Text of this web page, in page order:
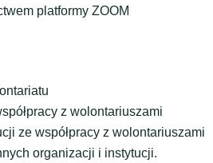
platformy ZOOM
z wolontariuszami
ze współpracy z wolontariuszami
organizacji i instytucji.